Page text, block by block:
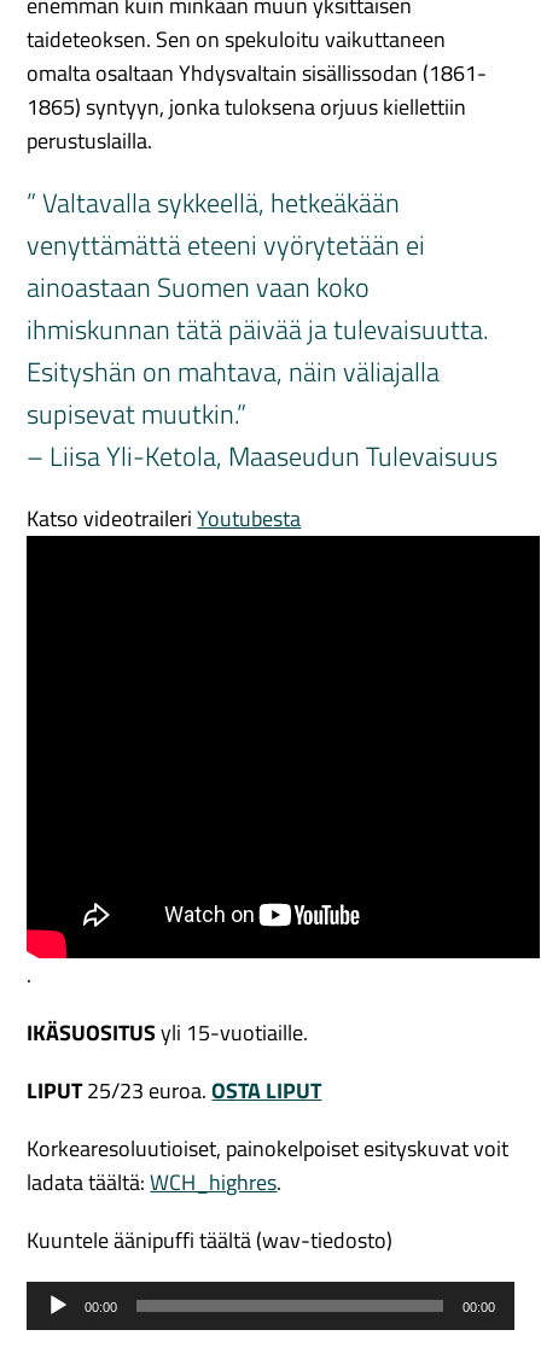
taideteoksen. Sen on spekuloitu vaikuttaneen
omalta osaltaan Yhdysvaltain sisällissodan (1861-
1865) syntyyn, jonka tuloksena orjuus kiellettiin
perustuslailla.
” Valtavalla sykkeellä, hetkeäkään
venyttämättä eteeni vyörytetään ei
ainoastaan Suomen vaan koko
ihmiskunnan tätä päivää ja tulevaisuutta.
Esityshän on mahtava, näin väliajalla
supisevat muutkin.”
– Liisa Yli-Ketola, Maaseudun Tulevaisuus
Katso videotraileriYoutubesta
.
IKÄSUOSITUSyli 15-vuotiaille.
LIPUT25/23 euroa.OSTA LIPUT
Korkearesoluutioiset, painokelpoiset esityskuvat voit
ladata täältä:WCH_highres.
Kuuntele äänipuffi täältä (wav-tiedosto)
Audio
Player
00:00 00:00